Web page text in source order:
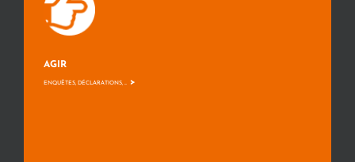
AGIR
ENQUÊTES, DÉCLARATIONS, ... >